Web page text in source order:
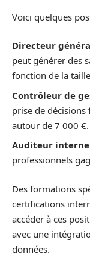
Voici quelques
Directeur
peut générer des
fonction de la
Contrôleur de
prise de décisions
autour de 7 000 €.
Auditeur interne
professionnels
Des formations
certifications
accéder à ces
avec une
données.